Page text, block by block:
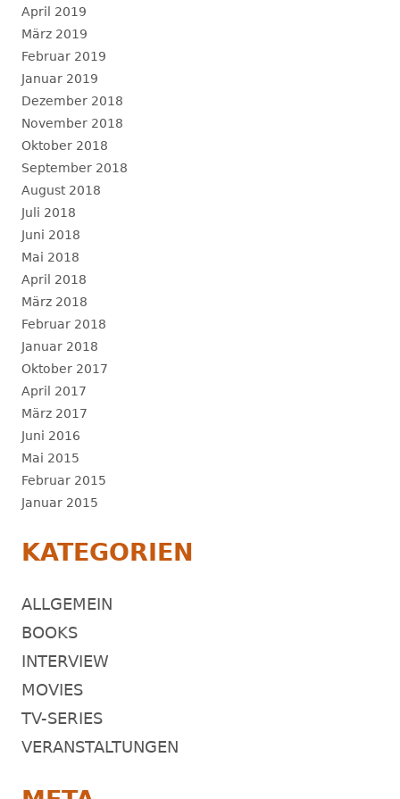
April 2019
März 2019
Februar 2019
Januar 2019
Dezember 2018
November 2018
Oktober 2018
September 2018
August 2018
Juli 2018
Juni 2018
Mai 2018
April 2018
März 2018
Februar 2018
Januar 2018
Oktober 2017
April 2017
März 2017
Juni 2016
Mai 2015
Februar 2015
Januar 2015
KATEGORIEN
ALLGEMEIN
BOOKS
INTERVIEW
MOVIES
TV-SERIES
VERANSTALTUNGEN